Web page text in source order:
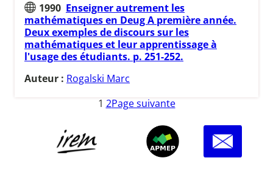
1990 Enseigner autrement les
mathématiques en Deug A première année.
Deux exemples de discours sur les
mathématiques et leur apprentissage à
l'usage des étudiants. p. 251-252.
Auteur : Rogalski Marc
1 2Page suivante